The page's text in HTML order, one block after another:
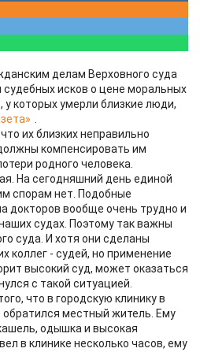
делам Верховного суда
исков о цене моральных
которых умерли близкие люди,
их близких неправильно
компенсировать им
родного человека.
На сегодняшний день единой
спорам нет. Подобные
докторов вообще очень трудно и
судах. Поэтому так важны
суда. И хотя они сделаны
коллег - судей, но применение
высокий суд, может оказаться
с такой ситуацией.
что в городскую клинику в
местный житель. Ему
одышка и высокая
в клинике несколько часов, ему